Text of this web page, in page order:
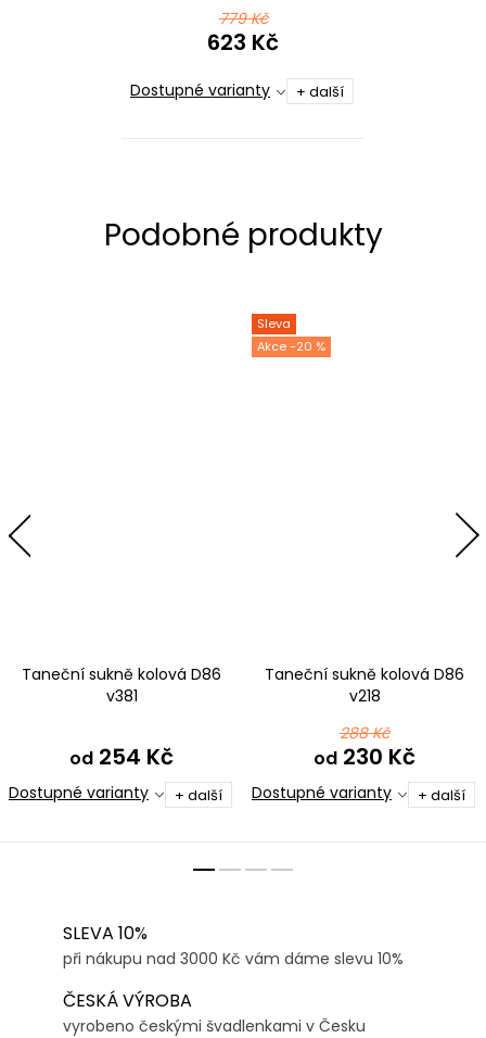
779 Kč
623 Kč
Dostupné varianty + další
Taneční sukně kolová D86
v381
od 254 Kč
Dostupné varianty + další
Sleva
-20 %
Taneční sukně kolová D86
v218
288 Kč
od 230 Kč
Dostupné varianty + další
SLEVA 10%
při nákupu nad 3000 Kč vám dáme slevu 10%
ČESKÁ VÝROBA
vyrobeno českými švadlenkami v Česku